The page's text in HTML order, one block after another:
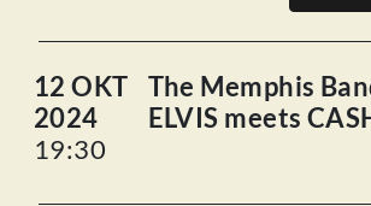
12 OKT
2024
19:30
The Memphis
ELVIS meets